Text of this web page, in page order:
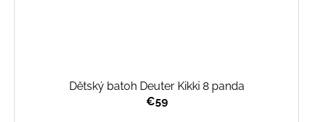
Dětský batoh Deuter Kikki 8 panda
€59